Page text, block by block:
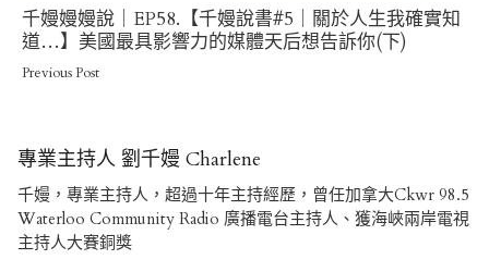
Previous
Post
千嫚嫚嫚說｜EP58.【千嫚說書#5｜關於人生我確實知
道…】美國最具影響力的媒體天后想告訴你(下)
Previous Post
專業主持人 劉千嫚 Charlene
千嫚，專業主持人，超過十年主持經歷，曾任加拿大Ckwr 98.5
Waterloo Community Radio 廣播電台主持人、獲海峽兩岸電視
主持人大賽銅獎